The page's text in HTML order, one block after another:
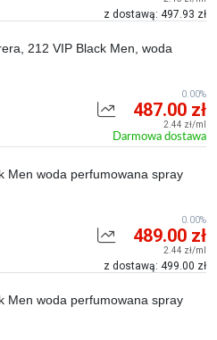
z dostawą: 497.93 zł
212 VIP Black Men, woda
487.00 zł
2.44 zł/ml
Darmowa dostawa
0.00%
Men woda perfumowana spray
489.00 zł
2.44 zł/ml
z dostawą: 499.00 zł
0.00%
Men woda perfumowana spray